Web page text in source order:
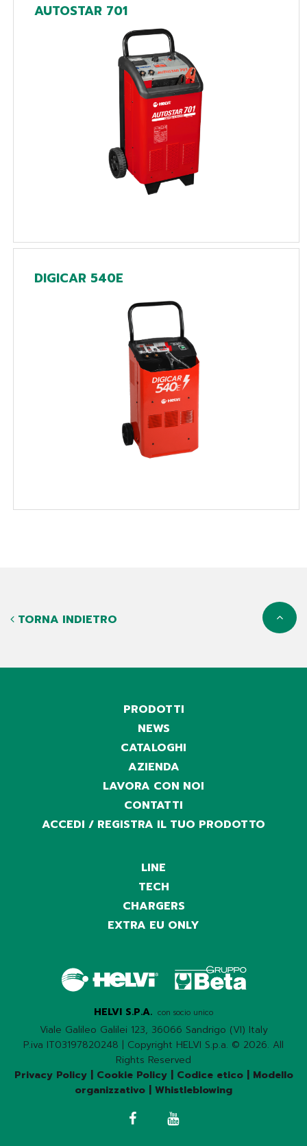
AUTOSTAR 701
DIGICAR 540E
TORNA INDIETRO
PRODOTTI
NEWS
CATALOGHI
AZIENDA
LAVORA CON NOI
CONTATTI
ACCEDI / REGISTRA IL TUO PRODOTTO
LINE
TECH
CHARGERS
EXTRA EU ONLY
HELVI S.P.A. con socio unico
Viale Galileo Galilei 123, 36066 Sandrigo (VI) Italy
P.iva IT03197820248 | Copyright HELVI S.p.a. © 2026. All
Rights Reserved
Privacy Policy| Cookie Policy| Codice etico| Modello
organizzativo
Whistleblowing